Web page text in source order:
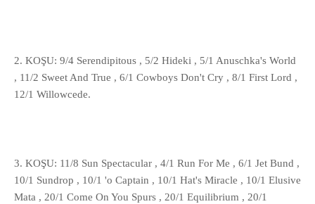
2. KOŞU: 9/4 Serendipitous , 5/2 Hideki , 5/1 Anuschka's World
, 11/2 Sweet And True , 6/1 Cowboys Don't Cry , 8/1 First Lord ,
12/1 Willowcede.
3. KOŞU: 11/8 Sun Spectacular , 4/1 Run For Me , 6/1 Jet Bund ,
10/1 Sundrop , 10/1 'o Captain , 10/1 Hat's Miracle , 10/1 Elusive
Mata , 20/1 Come On You Spurs , 20/1 Equilibrium , 20/1